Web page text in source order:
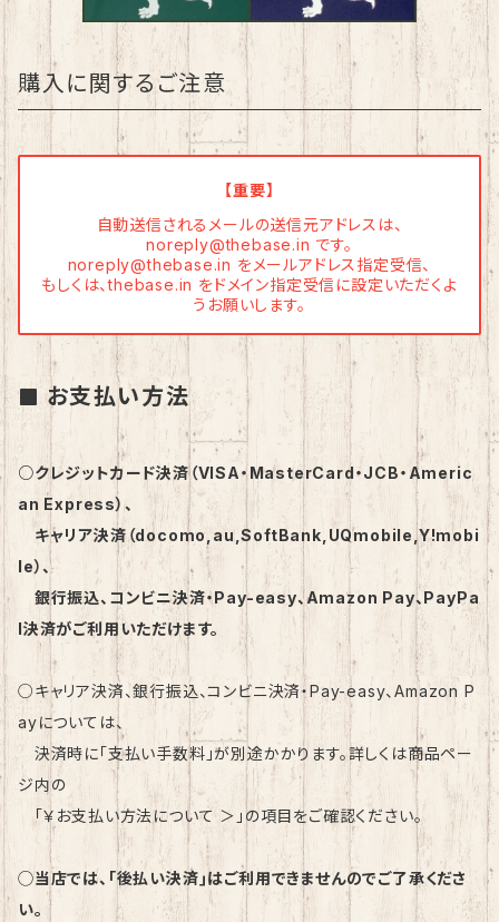
購入に関するご注意
【重要】
自動送信されるメールの送信元アドレスは、
noreply@thebase.in です。
noreply@thebase.in をメールアドレス指定受信、
もしくは、thebase.in をドメイン指定受信に設定いただくよ
うお願いします。
お支払い方法
○クレジットカード決済（VISA・MasterCard・JCB・Americ
an Express）、
キャリア決済（docomo,au,SoftBank,UQmobile,Y!mobi
le）、
銀行振込、コンビニ決済・Pay-easy、Amazon Pay、PayPa
l決済がご利用いただけます。
○キャリア決済、銀行振込、コンビニ決済・Pay-easy、Amazon P
ayについては、
決済時に「支払い手数料」が別途かかります。詳しくは商品ペー
ジ内の
「￥お支払い方法について ＞」の項目をご確認ください。
◯当店では、｢後払い決済｣はご利用できませんのでご了承くださ
い。